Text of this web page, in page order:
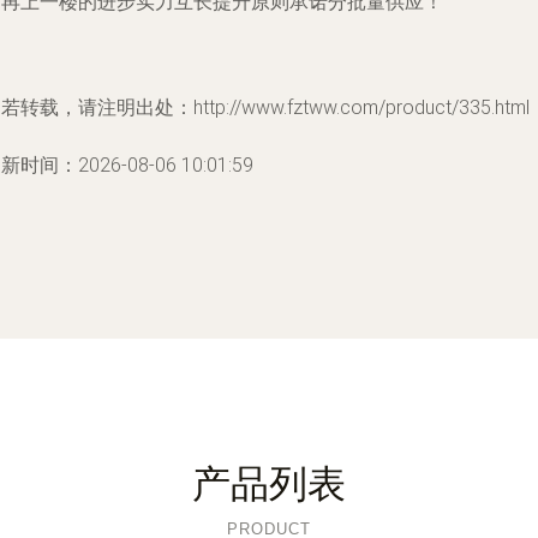
转载，请注明出处：http://www.fztww.com/product/335.html
时间：2026-08-06 10:01:59
产品列表
PRODUCT